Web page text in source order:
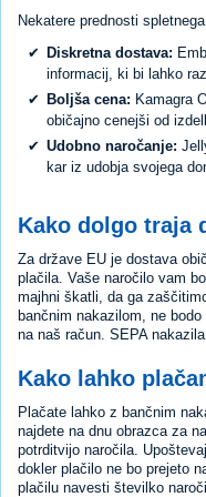
Nekatere prednosti
Diskretna dostava:
informacij, ki bi lahko
Boljša cena: Kamagra
običajno cenejši od
Udobno naročanje:
kar iz udobja svojega
Kako dolgo traja
Za države EU je dostava
plačila. Vaše naročilo vam
majhni škatli, da ga
bančnim nakazilom, ne
na naš račun. SEPA
Kako lahko
Plačate lahko z bančnim
najdete na dnu obrazca za
potrditvijo naročila.
dokler plačilo ne bo prejeto
plačilu navesti številko